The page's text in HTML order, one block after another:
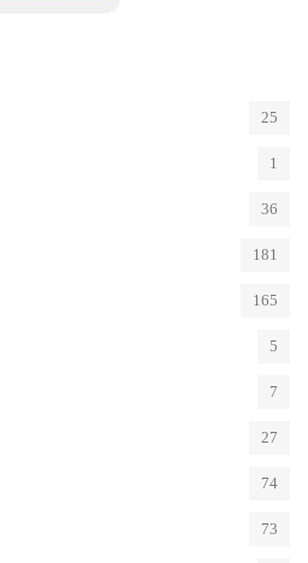
25
1
36
181
165
5
7
27
74
73